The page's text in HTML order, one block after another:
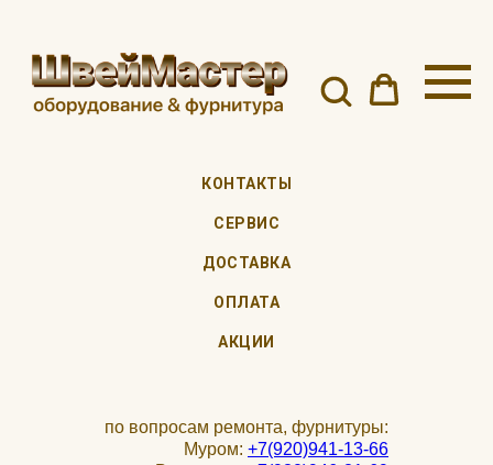
КОНТАКТЫ
СЕРВИС
ДОСТАВКА
ОПЛАТА
АКЦИИ
по вопросам ремонта, фурнитуры:
Муром: +7(920)941-13-66